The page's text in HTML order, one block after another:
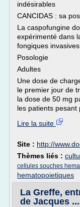
indésirables
CANCIDAS : sa
La caspofungine
expérimenté dans
fongiques invasives.
Posologie
Adultes
Une dose de
le premier jour de
la dose de 50 mg
les patients pesant
Lire la suite
Site : http://
Thèmes liés :
cellules souches
hematopoietiques
La Greffe,
de Jacques ...